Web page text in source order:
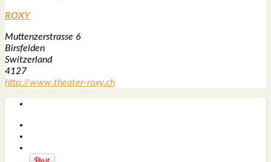
ROXY
Mut­ten­zer­stras­se 6
Birs­fel­den
Switz­er­land
4127
http://www.theater-roxy.ch